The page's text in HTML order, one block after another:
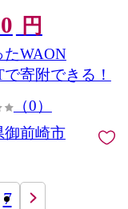
円
たWAON
寄附できる！
（0）
御前崎市
7